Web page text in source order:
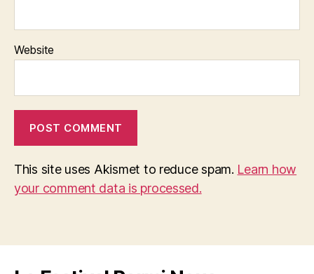
Website
This site uses Akismet to reduce spam. Learn how
your comment data is processed.